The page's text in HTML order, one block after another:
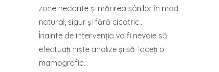
zone nedorite și mărirea sânilor în mod
natural, sigur și fără cicatrici.
Înainte de intervenția va fi nevoie să
efectuați niște analize și să faceți o
mamografie.